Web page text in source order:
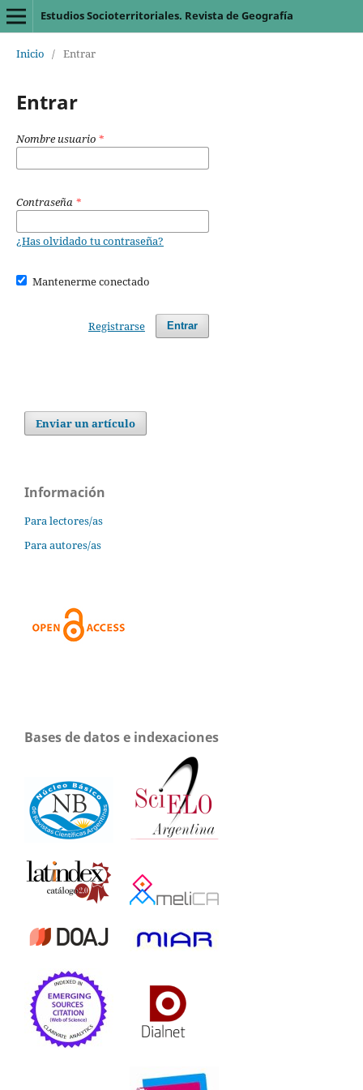
Estudios Socioterritoriales. Revista de Geografía
Inicio / Entrar
Entrar
Nombre usuario *
Contraseña *
¿Has olvidado tu contraseña?
Mantenerme conectado
Entrar
Registrarse
Enviar un artículo
Información
Para lectores/as
Para autores/as
Bases de datos e indexaciones